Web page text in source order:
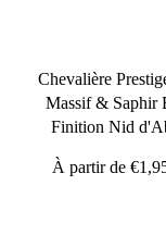
Chevalière
Massif & Saphir
Finition Nid
À partir de